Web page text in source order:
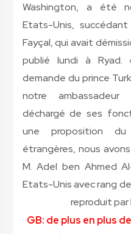
Washington, a été
Etats-Unis,
Fayçal, qui avait
publié lundi à Ryad.
demande du prince
notre
déchargé de ses
une proposition
étrangères, nous
M. Adel ben Ahmed
Etats-Unis avec rang
reproduit par
GB: de plus en plus